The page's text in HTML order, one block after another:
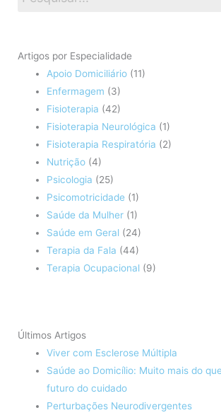
Artigos por Especialidade
Apoio Domiciliário (11)
Enfermagem (3)
Fisioterapia (42)
Fisioterapia Neurológica (1)
Fisioterapia Respiratória (2)
Nutrição (4)
Psicologia (25)
Psicomotricidade (1)
Saúde da Mulher (1)
Saúde em Geral (24)
Terapia da Fala (44)
Terapia Ocupacional (9)
Últimos Artigos
Viver com Esclerose Múltipla
Saúde ao Domicílio: Muito mais do
futuro do cuidado
Perturbações Neurodivergentes